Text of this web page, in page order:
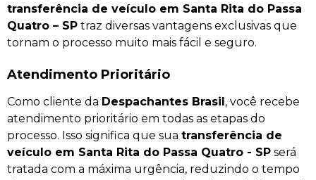
transferência de veículo em Santa Rita do Passa
Quatro – SP traz diversas vantagens exclusivas que
tornam o processo muito mais fácil e seguro.
Atendimento Prioritário
Como cliente da Despachantes Brasil, você recebe
atendimento prioritário em todas as etapas do
processo. Isso significa que sua transferência de
veículo em Santa Rita do Passa Quatro - SP será
tratada com a máxima urgência, reduzindo o tempo